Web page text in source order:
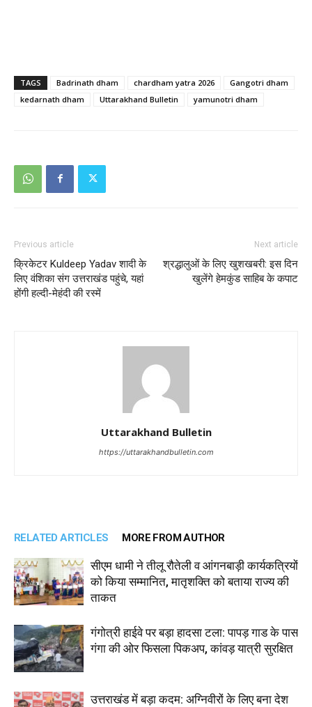
TAGS Badrinath dham chardham yatra 2026
Gangotri dham
kedarnath dham
Uttarakhand Bulletin yamunotri dham
Previous article
क्रिकेटर Kuldeep Yadav शादी के
लिए वंशिका संग उत्तराखंड पहुंचे, यहां
होंगी हल्दी-मेहंदी की रस्में
Next article
श्रद्धालुओं के लिए खुशखबरी: इस दिन
खुलेंगे हेमकुंड साहिब के कपाट
Uttarakhand Bulletin
https://uttarakhandbulletin.com
RELATED ARTICLES MORE FROM AUTHOR
सीएम धामी ने तीलू रौतेली व आंगनबाड़ी कार्यकत्रियों
को किया सम्मानित, मातृशक्ति को बताया राज्य की
ताकत
गंगोत्री हाईवे पर बड़ा हादसा टला: पापड़ गाड के पास
गंगा की ओर फिसला पिकअप, कांवड़ यात्री सुरक्षित
उत्तराखंड में बड़ा कदम: अग्निवीरों के लिए बना देश